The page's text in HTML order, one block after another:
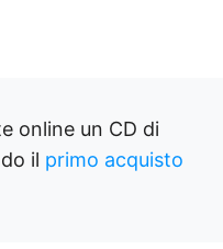
online un CD di
il primo acquisto